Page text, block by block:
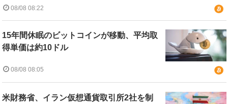
08/08 08:22
15年間休眠のビットコインが移動、平均取
得単価は約10ドル
08/08 08:05
米財務省、イラン仮想通貨取引所2社を制